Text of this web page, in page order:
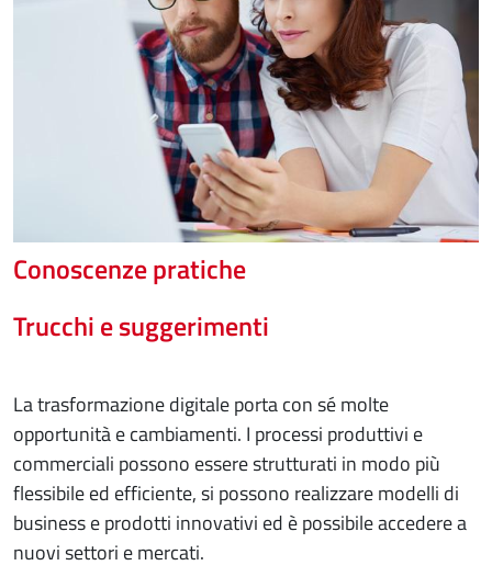
Conoscenze pratiche
Trucchi e suggerimenti
La trasformazione digitale porta con sé molte
opportunità e cambiamenti. I processi produttivi e
commerciali possono essere strutturati in modo più
flessibile ed efficiente, si possono realizzare modelli di
business e prodotti innovativi ed è possibile accedere a
nuovi settori e mercati.